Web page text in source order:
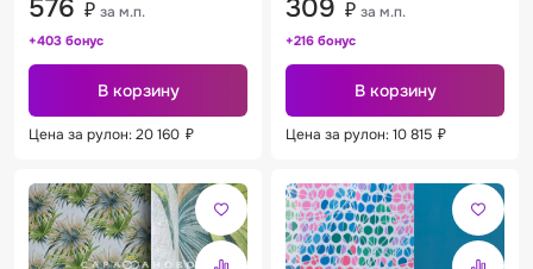
576 ₽ за м.п.
+403 бонус
В корзину
Цена за рулон: 20 160 ₽
309 ₽ за м.п.
+216 бонус
В корзину
Цена за рулон: 10 815 ₽